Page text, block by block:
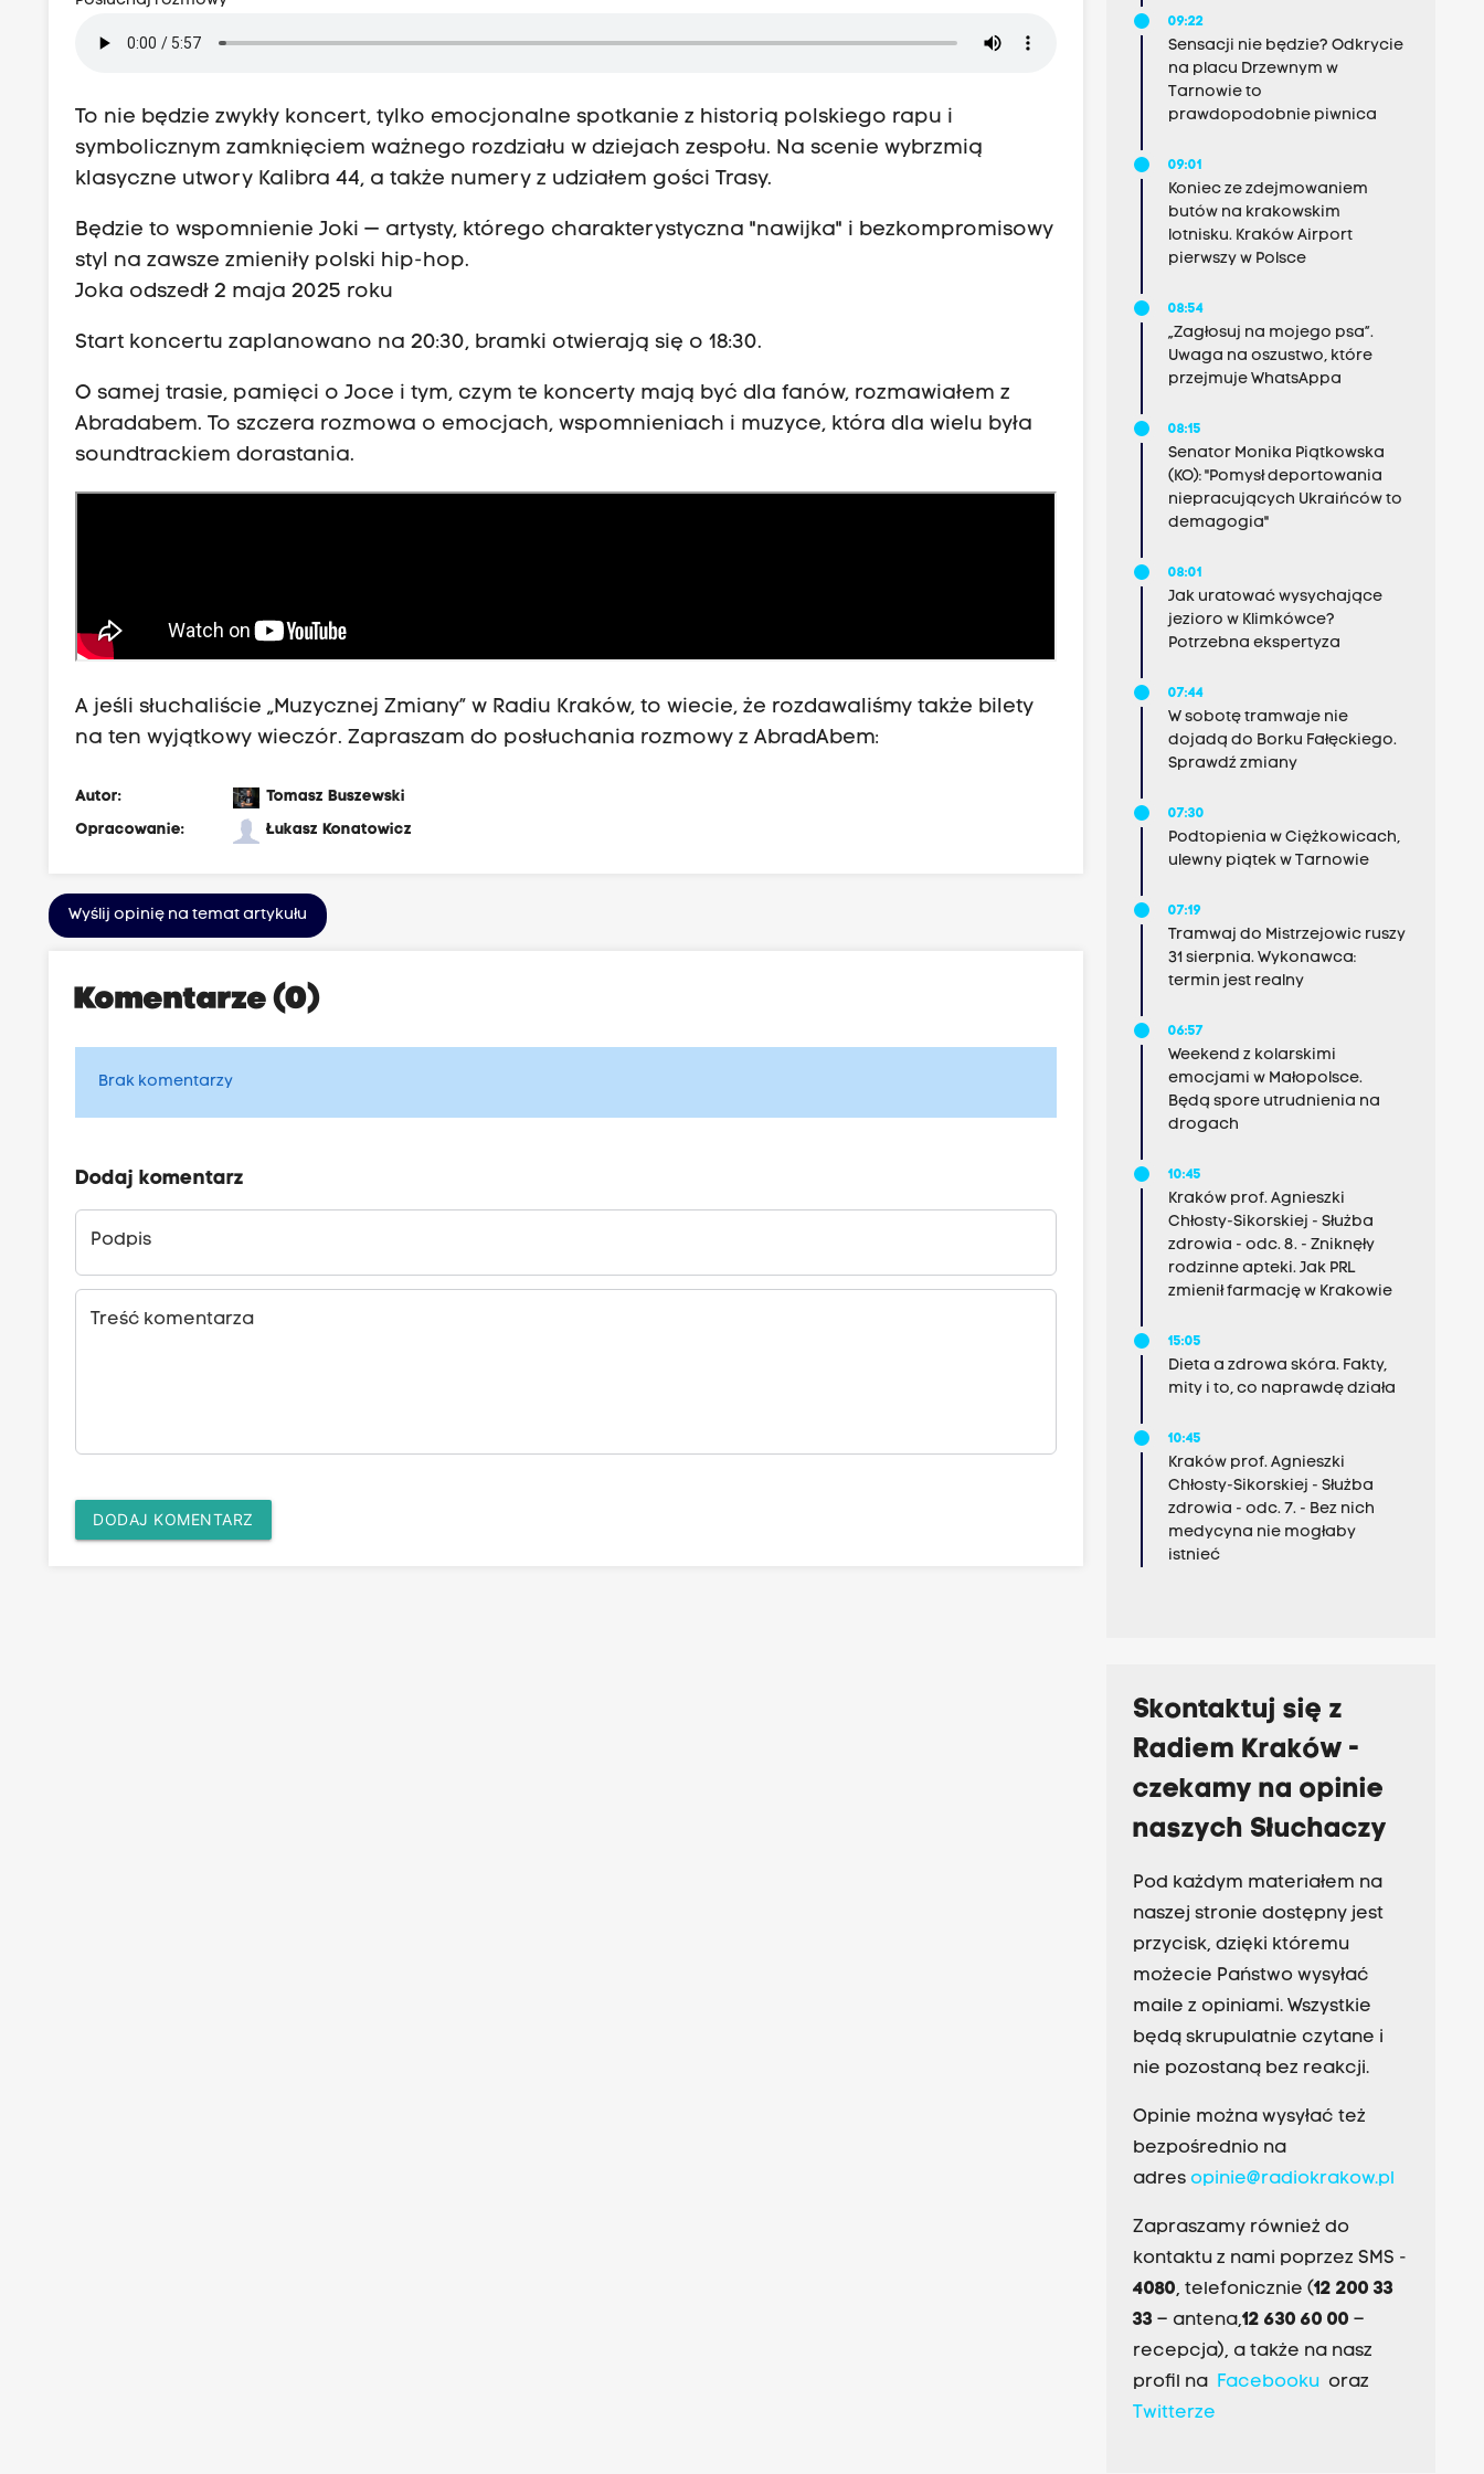
To nie będzie zwykły koncert, tylko emocjonalne spotkanie z historią polskiego rapu i
symbolicznym zamknięciem ważnego rozdziału w dziejach zespołu. Na scenie wybrzmią
klasyczne utwory Kalibra 44, a także numery z udziałem gości Trasy.
Będzie to wspomnienie Joki — artysty, którego charakterystyczna "nawijka" i bezkompromisowy
styl na zawsze zmieniły polski hip-hop.
Joka odszedł 2 maja 2025 roku
Start koncertu zaplanowano na 20:30, bramki otwierają się o 18:30.
O samej trasie, pamięci o Joce i tym, czym te koncerty mają być dla fanów, rozmawiałem z
Abradabem. To szczera rozmowa o emocjach, wspomnieniach i muzyce, która dla wielu była
soundtrackiem dorastania.
A jeśli słuchaliście „Muzycznej Zmiany” w Radiu Kraków, to wiecie, że rozdawaliśmy także bilety
na ten wyjątkowy wieczór. Zapraszam do posłuchania rozmowy z AbradAbem:
Autor:
Tomasz Buszewski
Opracowanie:
Łukasz Konatowicz
Wyślij opinię na temat artykułu
Komentarze (0)
Brak komentarzy
Dodaj komentarz
Podpis
Treść komentarza
DODAJ KOMENTARZ
09:22
Sensacji nie będzie? Odkrycie
na placu Drzewnym w
Tarnowie to
prawdopodobnie piwnica
09:01
Koniec ze zdejmowaniem
butów na krakowskim
lotnisku. Kraków Airport
pierwszy w Polsce
08:54
„Zagłosuj na mojego psa”.
Uwaga na oszustwo, które
przejmuje WhatsAppa
08:15
Senator Monika Piątkowska
(KO): "Pomysł deportowania
niepracujących Ukraińców to
demagogia"
08:01
Jak uratować wysychające
jezioro w Klimkówce?
Potrzebna ekspertyza
07:44
W sobotę tramwaje nie
dojadą do Borku Fałęckiego.
Sprawdź zmiany
07:30
Podtopienia w Ciężkowicach,
ulewny piątek w Tarnowie
07:19
Tramwaj do Mistrzejowic ruszy
31 sierpnia. Wykonawca:
termin jest realny
06:57
Weekend z kolarskimi
emocjami w Małopolsce.
Będą spore utrudnienia na
drogach
10:45
Kraków prof. Agnieszki
Chłosty-Sikorskiej - Służba
zdrowia - odc. 8. - Zniknęły
rodzinne apteki. Jak PRL
zmienił farmację w Krakowie
15:05
Dieta a zdrowa skóra. Fakty,
mity i to, co naprawdę działa
10:45
Kraków prof. Agnieszki
Chłosty-Sikorskiej - Służba
zdrowia - odc. 7. - Bez nich
medycyna nie mogłaby
istnieć
Skontaktuj się z
Radiem Kraków -
czekamy na opinie
naszych Słuchaczy
Pod każdym materiałem na
naszej stronie dostępny jest
przycisk, dzięki któremu
możecie Państwo wysyłać
maile z opiniami. Wszystkie
będą skrupulatnie czytane i
nie pozostaną bez reakcji.
Opinie można wysyłać też
bezpośrednio na
adres opinie@radiokrakow.pl
Zapraszamy również do
kontaktu z nami poprzez SMS -
4080, telefonicznie (12 200 33
33– antena,12 630 60 00 –
recepcja), a także na nasz
profil na Facebookuoraz
Twitterze